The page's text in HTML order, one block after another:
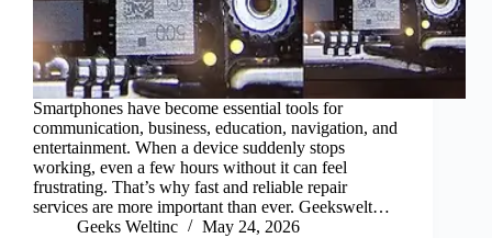
Smartphones have become essential tools for
communication, business, education, navigation, and
entertainment. When a device suddenly stops
working, even a few hours without it can feel
frustrating. That’s why fast and reliable repair
services are more important than ever. Geekswelt…
Geeks Weltinc
May 24, 2026